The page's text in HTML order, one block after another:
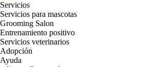
Servicios
Servicios para mascotas
Grooming Salon
Entrenamiento positivo
Servicios veterinarios
Adopción
Ayuda